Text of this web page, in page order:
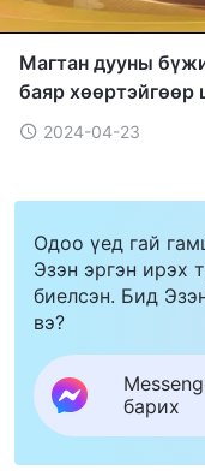
Магтан дууны
баяр хөөртэйгөөр
2024-04-23
Одоо үед гай
Эзэн эргэн ирэх
биелсэн. Бид
вэ?
барих